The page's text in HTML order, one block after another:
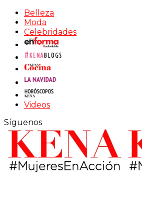
Belleza
Moda
Celebridades
Videos
Síguenos